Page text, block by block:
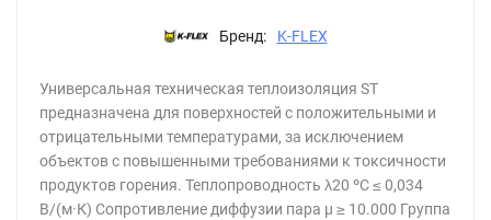
Бренд: K-FLEX
Универсальная техническая теплоизоляция ST
предназначена для поверхностей с положительными и
отрицательными температурами, за исключением
объектов с повышенными требованиями к токсичности
продуктов горения. Теплопроводность λ20 ºC ≤ 0,034
В/(м·К) Сопротивление диффузии пара µ ≥ 10.000 Группа